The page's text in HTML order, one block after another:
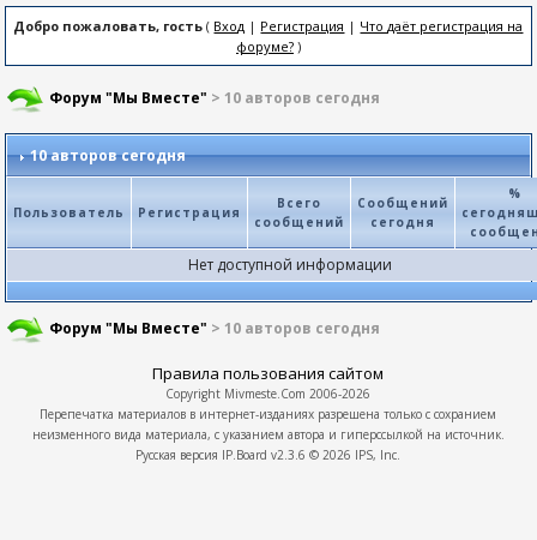
Добро пожаловать, гость ( Вход | Регистрация | Что даёт регистрация на
форуме?)
Форум "Мы Вместе" > 10 авторов сегодня
10 авторов сегодня
Пользователь Регистрация
Всего
сообщений
Сообщений
сегодня
%
Нет доступной информации
Форум "Мы Вместе" > 10 авторов сегодня
Правила пользования сайтом
Copyright Mivmeste.Com 2006-2026
Перепечатка материалов в интернет-изданиях разрешена только с сохранием
неизменного вида материала, с указанием автора и гиперссылкой на источник.
Русская версия IP.Board v2.3.6 © 2026 IPS, Inc.